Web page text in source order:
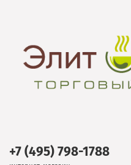
+7 (495) 798-1788